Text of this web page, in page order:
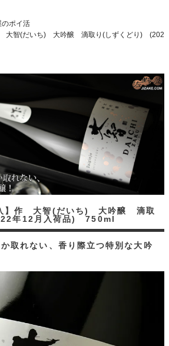
のポイ活
大智(だいち) 大吟醸 滴取り(しずくどり) (202
取れない、香り際立つ特別な大吟
】作 大智(だいち) 大吟醸 滴取
年12月入荷品) 750ml